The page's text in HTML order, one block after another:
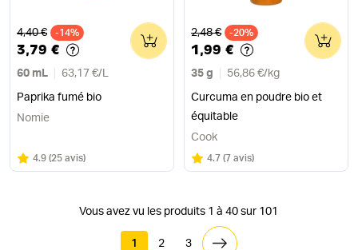
Ancien prix
4,40 € -14%
3,79 €
60 mL 63,17 €/ L
Paprika fumé bio
0
Nomie
Note
4.9 sur 5
(25 avis)
Ancien prix
2,48 € -20%
1,99 €
35 g 56,86 €/ kg
Curcuma en poudre bio et
équitable
0
Cook
Note
4.7 sur 5
(7 avis)
Vous avez vu les produits 1 à 40 sur 101
1 2 3